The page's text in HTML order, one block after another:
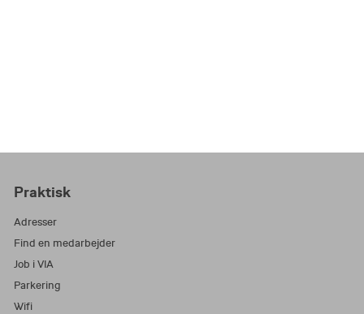
Praktisk
Adresser
Find en medarbejder
Job i VIA
Parkering
Wifi